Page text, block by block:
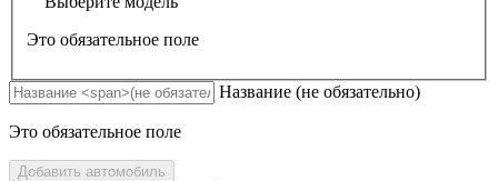
Это обязательное поле
Название (не обязательно)
Это обязательное поле
Добавить автомобиль